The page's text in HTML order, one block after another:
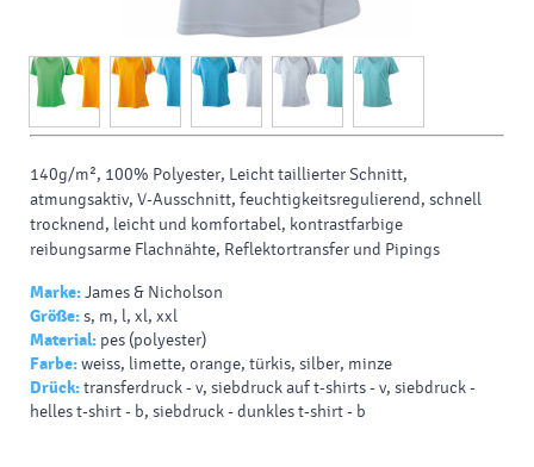
140g/m², 100% Polyester, Leicht taillierter Schnitt,
atmungsaktiv, V-Ausschnitt, feuchtigkeitsregulierend, schnell
trocknend, leicht und komfortabel, kontrastfarbige
reibungsarme Flachnähte, Reflektortransfer und Pipings
Marke:James & Nicholson
Größe:s, m, l, xl, xxl
Material: pes (polyester)
Farbe:weiss, limette, orange, türkis, silber, minze
Drück:transferdruck - v, siebdruck auf t-shirts - v, siebdruck -
helles t-shirt - b, siebdruck - dunkles t-shirt - b